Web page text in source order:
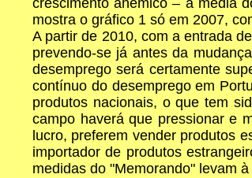
crescimento anémico – a média
mostra o gráfico 1 só em 2007,
A partir de 2010, com a entrada
prevendo-se já antes da
desemprego será certamente
contínuo do desemprego em
produtos nacionais, o que tem
campo haverá que pressionar e
lucro, preferem vender produtos
importador de produtos
medidas do "Memorando" levam